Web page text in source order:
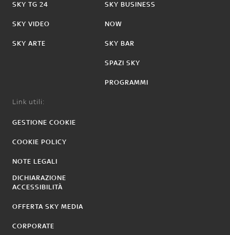
SKY TG 24
SKY VIDEO
SKY ARTE
SKY BUSINESS
NOW
SKY BAR
SPAZI SKY
PROGRAMMI
Link utili:
GESTIONE COOKIE
COOKIE POLICY
NOTE LEGALI
DICHIARAZIONE
ACCESSIBILITÀ
OFFERTA SKY MEDIA
CORPORATE